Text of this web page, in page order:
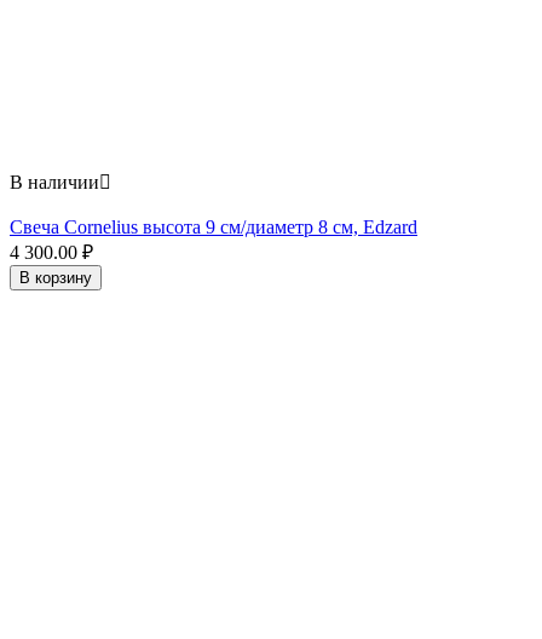
В наличии
Свеча Cornelius высота 9 см/диаметр 8 см, Edzard
4 300.00 ₽
В корзину